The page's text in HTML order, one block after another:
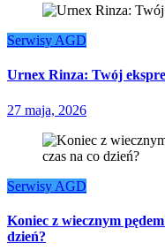
Serwisy AGD
Urnex Rinza: Twój
27 maja, 2026
Serwisy AGD
Koniec z wiecznym
dzień?